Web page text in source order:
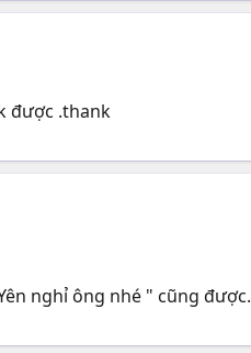
được .thank
nghỉ ông nhé " cũng được.